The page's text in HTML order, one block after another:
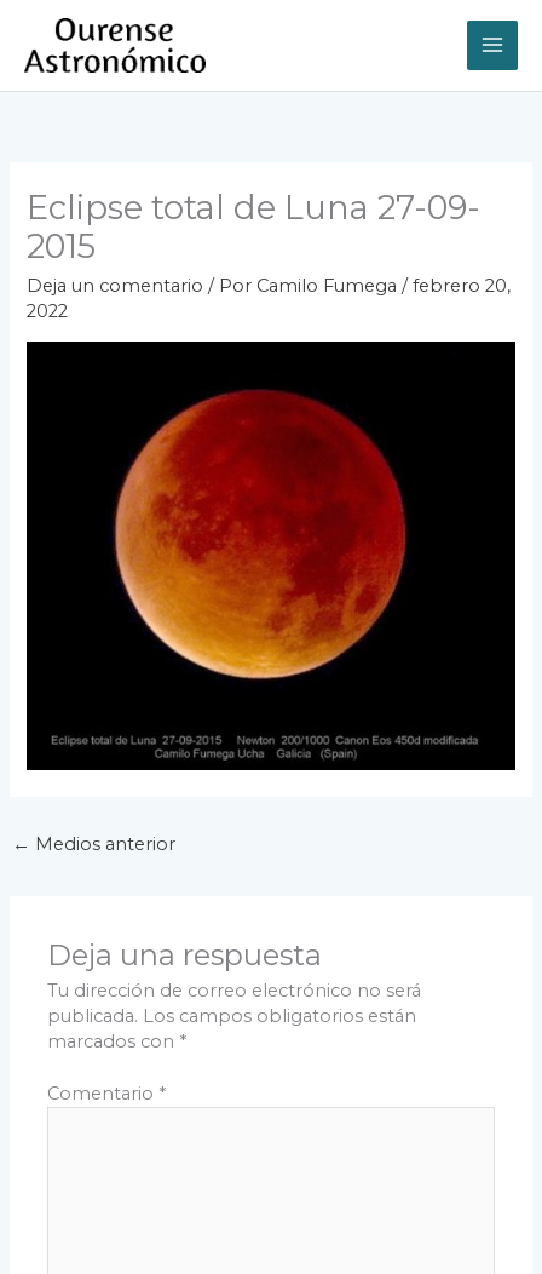
contenido
Eclipse total de Luna 27-09-
2015
Deja un comentario / Por Camilo Fumega/febrero 20,
2022
← Medios anterior
Deja una respuesta
Tu dirección de correo electrónico no será
publicada. Los campos obligatorios están
marcados con *
Comentario *